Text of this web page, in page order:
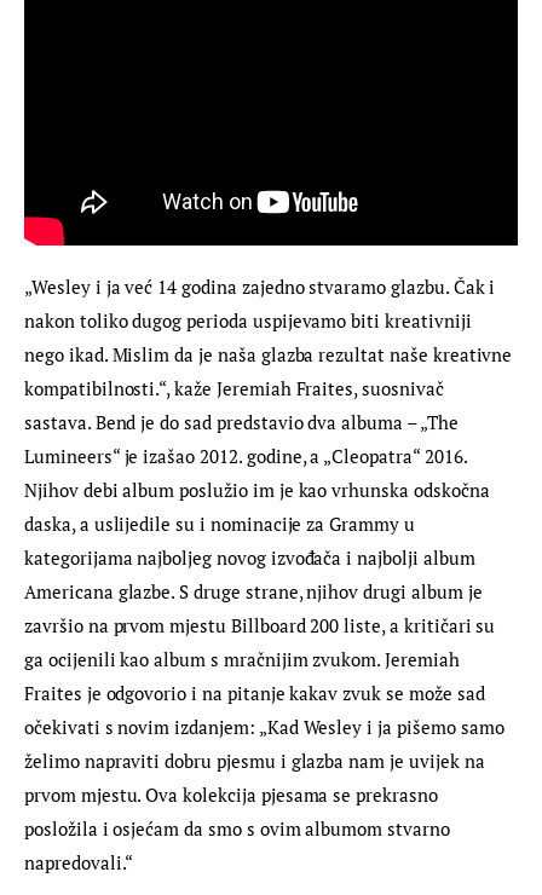
„Wesley i ja već 14 godina zajedno stvaramo glazbu. Čak i
nakon toliko dugog perioda uspijevamo biti kreativniji
nego ikad. Mislim da je naša glazba rezultat naše kreativne
kompatibilnosti.“, kaže Jeremiah Fraites, suosnivač
sastava. Bend je do sad predstavio dva albuma – „The
Lumineers“ je izašao 2012. godine, a „Cleopatra“ 2016.
Njihov debi album poslužio im je kao vrhunska odskočna
daska, a uslijedile su i nominacije za Grammy u
kategorijama najboljeg novog izvođača i najbolji album
Americana glazbe. S druge strane, njihov drugi album je
završio na prvom mjestu Billboard 200 liste, a kritičari su
ga ocijenili kao album s mračnijim zvukom. Jeremiah
Fraites je odgovorio i na pitanje kakav zvuk se može sad
očekivati s novim izdanjem: „Kad Wesley i ja pišemo samo
želimo napraviti dobru pjesmu i glazba nam je uvijek na
prvom mjestu. Ova kolekcija pjesama se prekrasno
posložila i osjećam da smo s ovim albumom stvarno
napredovali.“